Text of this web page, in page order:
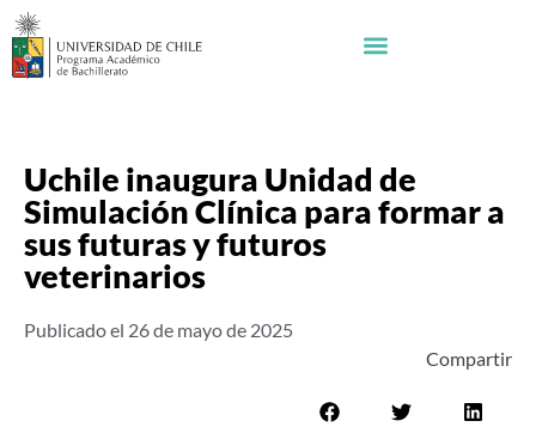
Uchile inaugura Unidad de
Simulación Clínica para formar a
sus futuras y futuros
veterinarios
Publicado el 26 de mayo de 2025
Compartir